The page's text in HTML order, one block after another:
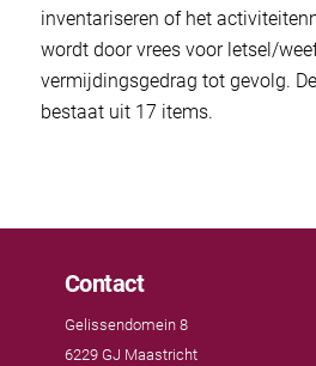
inventariseren of het
wordt door vrees voor letsel/
vermijdingsgedrag tot gevolg.
bestaat uit 17 items.
Contact
Gelissendomein 8
6229 GJ Maastricht